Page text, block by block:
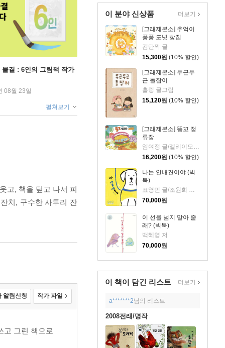
이 분야 신상품
[그래제본소] 추억이
퐁퐁 도넛 빵집
김단짝 글
15,300원 (10% 할인)
[그래제본소] 두근두
근 돌잡이
홀링 글그림
15,120원 (10% 할인)
[그래제본소] 똥꼬 정
류장
임여정 글/젤리이모 그림
16,200원 (10% 할인)
나는 안내견이야 (빅
북)
표영민 글/조원희 그림
70,000원
이 선을 넘지 말아 줄
래? (빅북)
백혜영 저
70,000원
더보기
이 책이 담긴 리스트 더보기
a*******2님의 리스트
2008전래/명작
결 : 6인의 그림책 작가
08월 23일
펼쳐보기
고, 책을 덮고 나서 피
치, 구수한 사투리 잔
알림신청 작가 파일
고 그린 책으로